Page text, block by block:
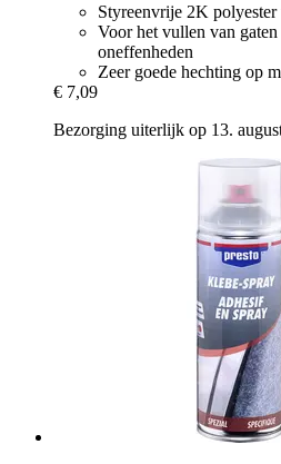
Styreenvrije 2K
Voor het vullen van
oneffenheden
Zeer goede hechting op
€ 7,09
Bezorging uiterlijk op 13.